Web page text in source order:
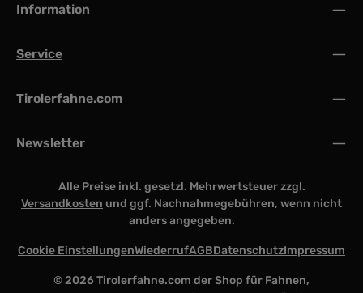
Information
Service
Tirolerfahne.com
Newsletter
Alle Preise inkl. gesetzl. Mehrwertsteuer zzgl.
Versandkosten und ggf. Nachnahmegebühren, wenn nicht
anders angegeben.
© 2026 Tirolerfahne.com der Shop für Fahnen,
Cookie EinstellungenWiederrufAGBDatenschutzImpressum